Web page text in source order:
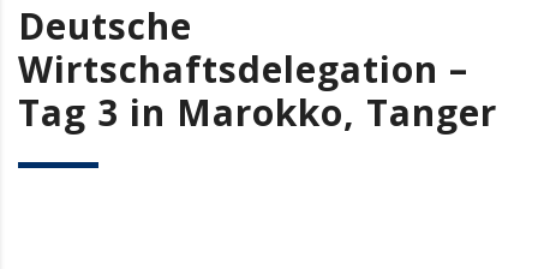
Deutsche
Wirtschaftsdelegation –
Tag 3 in Marokko, Tanger